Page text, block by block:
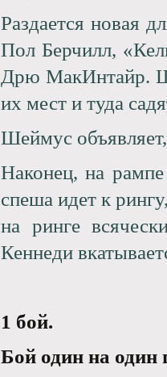
Раздается новая
Пол Берчилл,
Дрю МакИнтайр.
их мест и туда
Шеймус
Наконец, на
спеша идет к
на ринге
Кеннеди
1 бой.
Бой один на один